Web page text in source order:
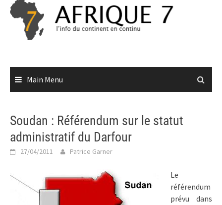
Skip
content
Main Menu
Soudan : Référendum sur le statut
administratif du Darfour
27/04/2011 Patrice Garner
Le
référendum
prévu dans